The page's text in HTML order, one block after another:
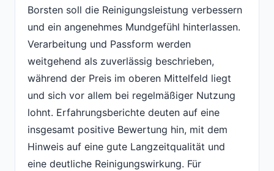
Borsten soll die Reinigungsleistung verbessern
und ein angenehmes Mundgefühl hinterlassen.
Verarbeitung und Passform werden
weitgehend als zuverlässig beschrieben,
während der Preis im oberen Mittelfeld liegt
und sich vor allem bei regelmäßiger Nutzung
lohnt. Erfahrungsberichte deuten auf eine
insgesamt positive Bewertung hin, mit dem
Hinweis auf eine gute Langzeitqualität und
eine deutliche Reinigungswirkung. Für